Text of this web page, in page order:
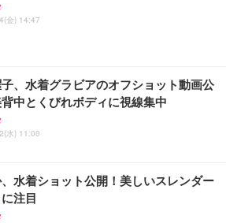
金) 14:47
、水着グラビアのオフショット動画公
中とくびれボディに視線集中
水) 11:00
水着ショット公開！美しいスレンダー
注目